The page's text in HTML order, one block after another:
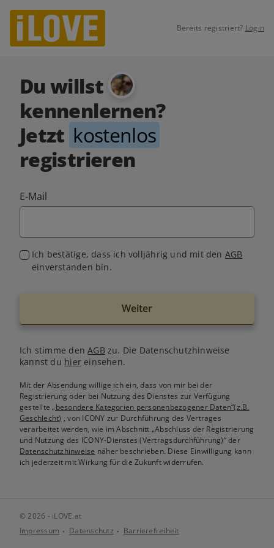
Bereits registriert? Login
Du willst
kennenlernen?
Jetzt kostenlos
registrieren
E-Mail
Ich bestätige, dass ich volljährig und mit den AGB
einverstanden bin.
Weiter
Ich stimme denAGB zu. Die Datenschutzhinweise
kannst du hiereinsehen.
Mit der Absendung willige ich ein, dass von mir bei der
Registrierung oder bei Nutzung des Dienstes zur Verfügung
gestellte„besondere Kategorien personenbezogener Daten“(z.B.
Geschlecht) , von ICONY zur Durchführung des Vertrages
verarbeitet werden, wie im Abschnitt „Abschluss der Registrierung
und Nutzung des ICONY-Dienstes (Vertragsdurchführung)“ der
Datenschutzhinweise näher beschrieben. Diese Einwilligung kann
ich jederzeit mit Wirkung für die Zukunft widerrufen.
© 2026 - iLOVE.at
Impressum
Datenschutz Barrierefreiheit